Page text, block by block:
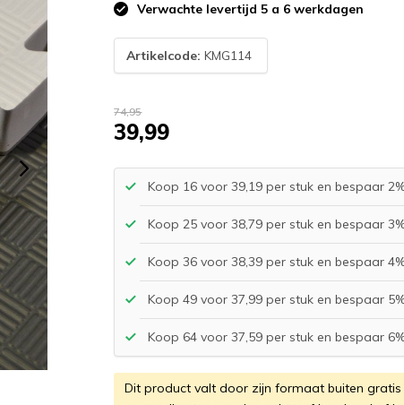
Verwachte levertijd 5 a 6 werkdagen
Artikelcode: KMG114
74,95
39,99
Koop 16 voor 39,19 per stuk en bespaar
Koop 25 voor 38,79 per stuk en bespaar
Koop 36 voor 38,39 per stuk en bespaar
Koop 49 voor 37,99 per stuk en bespaar
Koop 64 voor 37,59 per stuk en bespaar
Dit product valt door zijn formaat buiten gratis